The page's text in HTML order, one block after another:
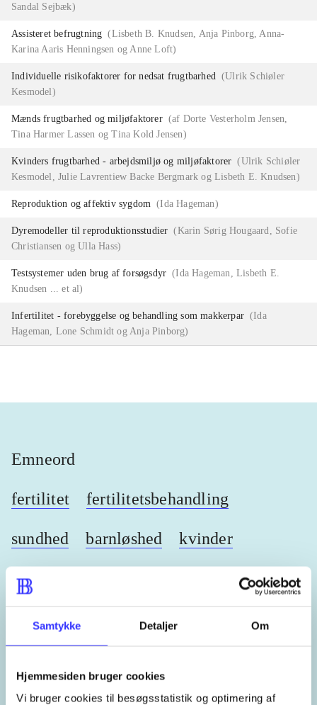
Samtykke Detaljer Om
Hjemmesiden bruger cookies
Vi bruger cookies til besøgsstatistik og optimering af
Sandal Sejbæk)
Assisteret befrugtning (Lisbeth B. Knudsen, Anja Pinborg, Anna-
Karina Aaris Henningsen og Anne Loft)
Individuelle risikofaktorer for nedsat frugtbarhed (Ulrik Schiøler
Kesmodel)
Mænds frugtbarhed og miljøfaktorer (af Dorte Vesterholm Jensen,
Tina Harmer Lassen og Tina Kold Jensen)
Kvinders frugtbarhed - arbejdsmiljø og miljøfaktorer (Ulrik Schiøler
Kesmodel, Julie Lavrentiew Backe Bergmark og Lisbeth E. Knudsen)
Reproduktion og affektiv sygdom (Ida Hageman)
Dyremodeller til reproduktionsstudier (Karin Sørig Hougaard, Sofie
Christiansen og Ulla Hass)
Testsystemer uden brug af forsøgsdyr (Ida Hageman, Lisbeth E.
Knudsen ... et al)
Infertilitet - forebyggelse og behandling som makkerpar (Ida
Hageman, Lone Schmidt og Anja Pinborg)
Emneord
fertilitet fertilitetsbehandling
sundhed barnløshed kvinder
mænd
heste børnebøger ridning hestesygdomme